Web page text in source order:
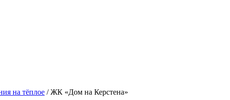
на тёплое /ЖК «Дом на Керстена»